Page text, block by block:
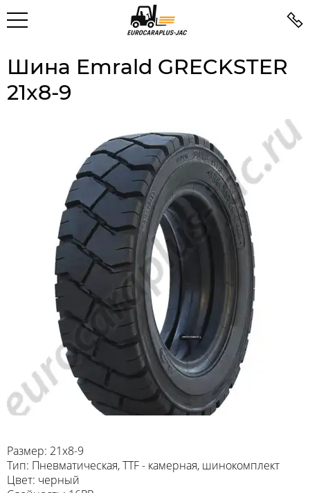
Шина Emrald GRECKSTER
21x8-9
Размер: 21x8-9
Тип: Пневматическая, TTF - камерная, шинокомплект
Цвет: черный